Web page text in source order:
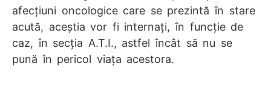
afecţiuni oncologice care se prezintă în stare
acută, aceştia vor fi internaţi, în funcție de
caz, în secţia A.T.I., astfel încât să nu se
pună în pericol viaţa acestora.